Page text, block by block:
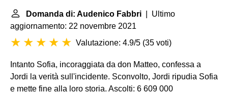
Domanda di: Audenico Fabbri | Ultimo
aggiornamento: 22 novembre 2021
Valutazione: 4.9/5 (35 voti)
Intanto Sofia, incoraggiata da don Matteo, confessa a
Jordi la verità sull'incidente. Sconvolto, Jordi ripudia Sofia
e mette fine alla loro storia. Ascolti: 6 609 000